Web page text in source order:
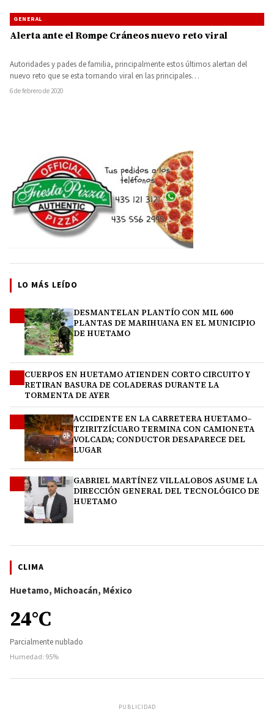
GENERAL
Alerta ante el Rompe Cráneos nuevo reto viral
Autoridades y pades de familia, principalmente estos últimos alertan del
nuevo reto que se esta tornando viral en las principales…
6 de febrero de 2020
LO MÁS LEÍDO
DESMANTELAN PLANTÍO CON MIL 600
PLANTAS DE MARIHUANA EN EL MUNICIPIO
DE HUETAMO
CUERPOS EN HUETAMO ATIENDEN CORTO CIRCUITO Y
RETIRAN BASURA DE COLADERAS DURANTE LA
TORMENTA DE AYER
ACCIDENTE EN LA CARRETERA HUETAMO–
TZIRITZÍCUARO TERMINA CON CAMIONETA
VOLCADA; CONDUCTOR DESAPARECE DEL
LUGAR
GABRIEL MARTÍNEZ VILLALOBOS ASUME LA
DIRECCIÓN GENERAL DEL TECNOLÓGICO DE
HUETAMO
CLIMA
Huetamo, Michoacán, México
24°C
Parcialmente nublado
Humedad: 95%
PUBLICIDAD